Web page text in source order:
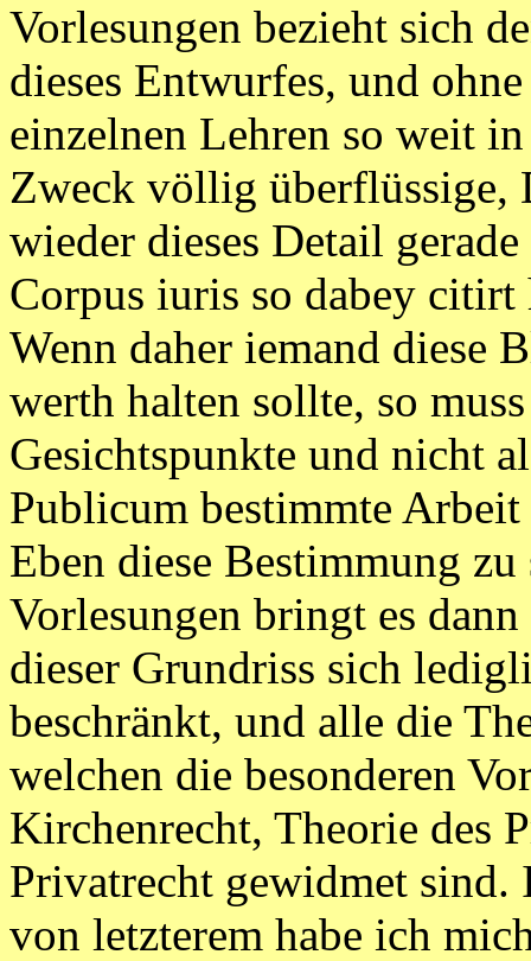
Vorlesungen bezieht sich
dieses Entwurfes, und
einzelnen Lehren so weit
Zweck völlig überflüssige,
wieder dieses Detail
Corpus iuris so dabey citirt
Wenn daher iemand diese
werth halten sollte, so
Gesichtspunkte und nicht
Publicum bestimmte Arbeit
Eben diese Bestimmung zu
Vorlesungen bringt es
dieser Grundriss sich
beschränkt, und alle die
welchen die besonderen
Kirchenrecht, Theorie des
Privatrecht gewidmet
von letzterem habe ich